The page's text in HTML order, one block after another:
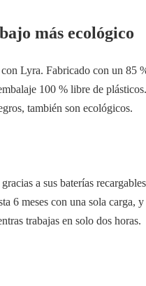
más ecológico
Lyra. Fabricado con un 85
100 % libre de plásticos.
también son ecológicos.
a sus baterías
6 meses con una sola carga, y
trabajas en solo dos horas.